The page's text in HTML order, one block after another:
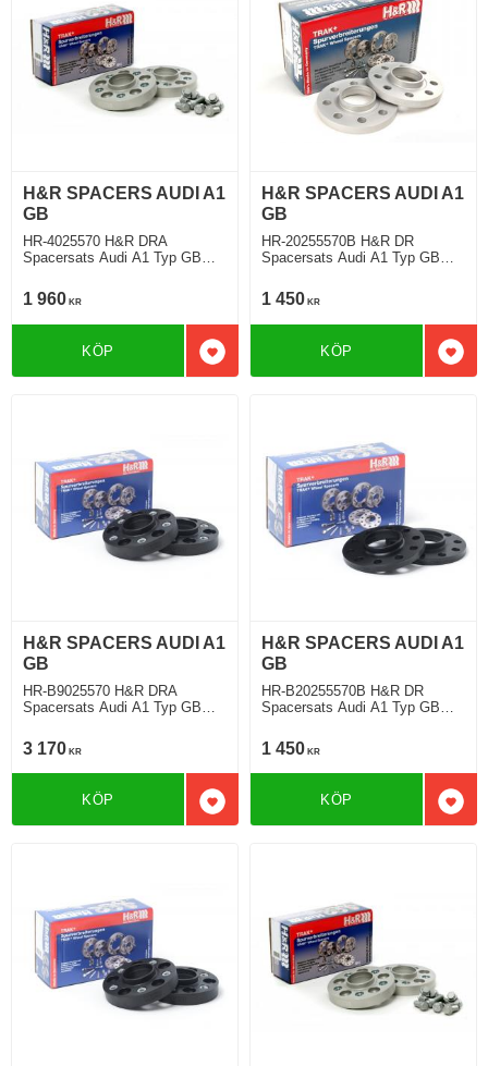
H&R SPACERS AUDI A1
GB
HR-4025570 H&R DRA
Spacersats Audi A1 Typ GB
1 960 KR
Lägg till i favoriter
KÖP
H&R SPACERS AUDI A1
GB
HR-20255570B H&R DR
Spacersats Audi A1 Typ GB
1 450 KR
KÖP
H&R SPACERS AUDI A1
GB
HR-B9025570 H&R DRA
Spacersats Audi A1 Typ GB
3 170 KR
Lägg till i favoriter
KÖP
H&R SPACERS AUDI A1
GB
HR-B20255570B H&R DR
Spacersats Audi A1 Typ GB
1 450 KR
KÖP